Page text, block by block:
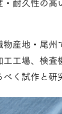
・耐久性の高
物産地・尾州
工工場、検査
べく試作と研